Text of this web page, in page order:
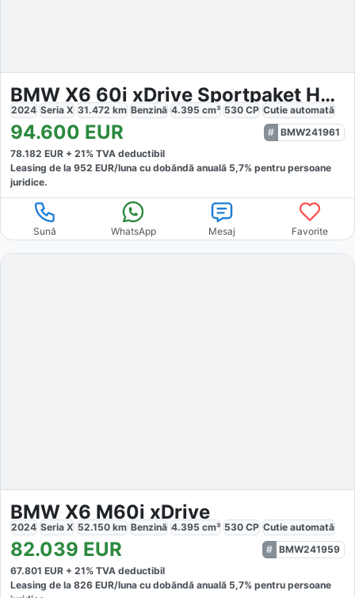
BMW X6 60i xDrive Sportpaket HUD AD StandHZG
2024 Seria X 31.472 km Benzină 4.395 cm³ 530 CP Cutie automată
94.600 EUR
BMW241961
78.182 EUR + 21% TVA deductibil
Leasing de la 952 EUR/luna cu dobăndă anuală 5,7% pentru persoane
juridice.
Sună WhatsApp Mesaj Favorite
BMW X6 M60i xDrive
2024 Seria X 52.150 km Benzină 4.395 cm³ 530 CP Cutie automată
82.039 EUR
BMW241959
67.801 EUR + 21% TVA deductibil
Leasing de la 826 EUR/luna cu dobăndă anuală 5,7% pentru persoane